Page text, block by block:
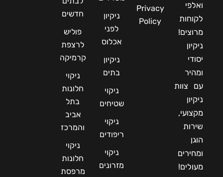
ואלפי
לקוחות
מרוצים!
ניקיון
יסודי
ומהיר
עם צוות
ניקיון
מקצועי,
שירות
הוגן
ומחירים
מעולים!
Privacy
Policy
ניקיון
לפני
אכלוס
ניקיון
בתים
ניקוי
שטיחים
ניקוי
ריפודים
ניקוי
מזרונים
חדשים
פוליש
לרצפת
קרמיקה
ניקוי
חלונות
בתל
אביב
והמרכז
ניקוי
חלונות
מרפסת